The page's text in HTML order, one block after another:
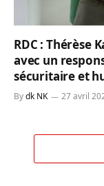
RDC : Thérèse
avec un
sécuritaire et
Bydk NK 27 avril